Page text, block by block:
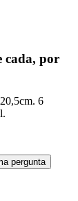
cada, por
6
pergunta